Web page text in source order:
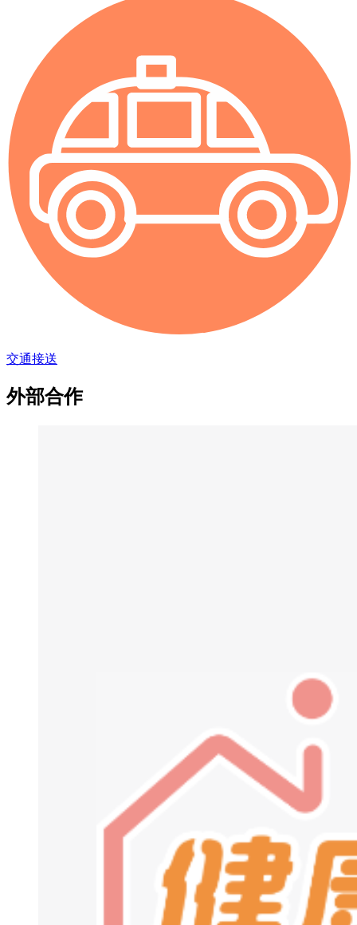
交通接送
外部合作